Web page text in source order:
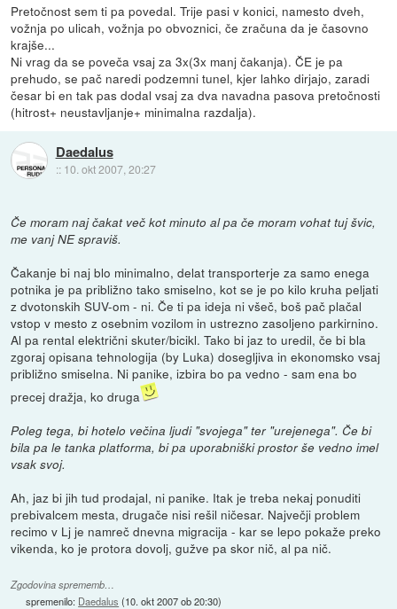
Pretočnost sem ti pa povedal. Trije pasi v konici, namesto dveh,
vožnja po ulicah, vožnja po obvoznici, če zračuna da je časovno
krajše...
Ni vrag da se poveča vsaj za 3x(3x manj čakanja). ČE je pa
prehudo, se pač naredi podzemni tunel, kjer lahko dirjajo, zaradi
česar bi en tak pas dodal vsaj za dva navadna pasova pretočnosti
(hitrost+ neustavljanje+ minimalna razdalja).
Daedalus
:: 10. okt 2007, 20:27
Če moram naj čakat več kot minuto al pa če moram vohat tuj švic,
me vanj NE spraviš.
Čakanje bi naj blo minimalno, delat transporterje za samo enega
potnika je pa približno tako smiselno, kot se je po kilo kruha peljati
z dvotonskih SUV-om - ni. Če ti pa ideja ni všeč, boš pač plačal
vstop v mesto z osebnim vozilom in ustrezno zasoljeno parkirnino.
Al pa rental električni skuter/bicikl. Tako bi jaz to uredil, če bi bla
zgoraj opisana tehnologija (by Luka) dosegljiva in ekonomsko vsaj
približno smiselna. Ni panike, izbira bo pa vedno - sam ena bo
precej dražja, ko druga
Poleg tega, bi hotelo večina ljudi "svojega" ter "urejenega". Če bi
bila pa le tanka platforma, bi pa uporabniški prostor še vedno imel
vsak svoj.
Ah, jaz bi jih tud prodajal, ni panike. Itak je treba nekaj ponuditi
prebivalcem mesta, drugače nisi rešil ničesar. Največji problem
recimo v Lj je namreč dnevna migracija - kar se lepo pokaže preko
vikenda, ko je protora dovolj, gužve pa skor nič, al pa nič.
Zgodovina sprememb…
spremenilo: Daedalus (10. okt 2007 ob 20:30)